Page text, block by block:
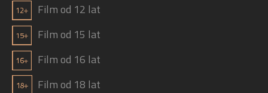
Film od 12 lat
Film od 15 lat
Film od 16 lat
Film od 18 lat